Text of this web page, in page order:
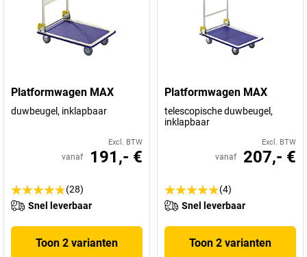
Platformwagen MAX
duwbeugel, inklapbaar
Excl. BTW
vanaf 191,- €
(28)
Snel leverbaar
Toon 2 varianten
Platformwagen MAX
telescopische duwbeugel,
inklapbaar
Excl. BTW
vanaf 207,- €
(4)
Snel leverbaar
Toon 2 varianten